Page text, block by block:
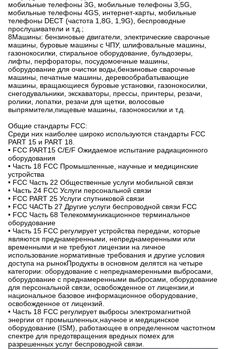
мобильные телефоны 3G, мобильные телефоны 3,5G,
мобильные телефоны 4GS, интернет-карты, мобильные
телефоны DECT (частота 1,8G, 1,9G), беспроводные
прослушиватели и т.д.;
8Машины: бензиновые двигатели, электрические сварочные
машины, буровые машины с ЧПУ, шлифовальные машины,
газонокосилки, стиральное оборудование, бульдозеры,
лифты, перфораторы, посудомоечные машины,
оборудование для очистки воды,бензиновые сварочные
машины, печатные машины, деревообрабатывающие
машины, вращающиеся буровые установки, газонокосилки,
снегодувальники, экскаваторы, прессы, принтеры, резачи,
ролики, лопатки, резачи для щетки, волосовые
выпрямители,пищевые машины, газонокосилки и т.д.
Общие стандарты FCC:
Среди них наиболее широко используются стандарты FCC
PART 15 и PART 18.
• FCC PART15 C/E/F Ожидаемое испытание радиационного
оборудования
• Часть 18 FCC Промышленные, научные и медицинские
устройства
• FCC Часть 22 Общественные услуги мобильной связи
• Часть 24 FCC Услуги персональной связи
• FCC PART 25 Услуги спутниковой связи
• FCC ЧАСТЬ 27 Другие услуги беспроводной связи FCC
• FCC Часть 68 Телекоммуникационное терминальное
оборудование
• Часть 15 FCC регулирует устройства передачи, которые
являются преднамеренными, непреднамеренными или
временными и не требуют лицензии на личное
использование.нормативные требования и другие условия
доступа на рынокПродукты в основном делятся на четыре
категории: оборудование с непреднамеренными выбросами,
оборудование с преднамеренными выбросами, оборудование
для персональной связи, освобожденное от лицензии,и
национальное базовое информационное оборудование,
освобожденное от лицензий.
• Часть 18 FCC регулирует выбросы электромагнитной
энергии от промышленных,научное и медицинское
оборудование (ISM), работающее в определенном частотном
спектре для предотвращения вредных помех для
разрешенных услуг беспроводной связи.